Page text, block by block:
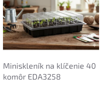
Miniskleník na klíčenie 40
komôr EDA3258